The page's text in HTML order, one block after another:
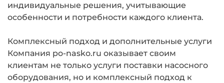
индивидуальные решения, учитывающие
особенности и потребности каждого клиента.
Комплексный подход и дополнительные услуги
Компания po-nasko.ru оказывает своим
клиентам не только услуги поставки насосного
оборудования, но и комплексный подход к